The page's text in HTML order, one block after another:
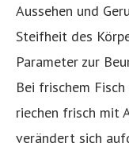
Aussehen und
Steifheit des
Parameter zur
Bei frischem
riechen frisch mit
verändert sich